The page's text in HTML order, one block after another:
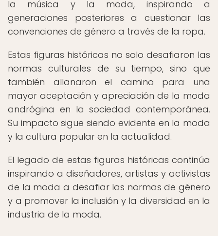
la música y la moda, inspirando a
generaciones posteriores a cuestionar las
convenciones de género a través de la ropa.
Estas figuras históricas no solo desafiaron las
normas culturales de su tiempo, sino que
también allanaron el camino para una
mayor aceptación y apreciación de la moda
andrógina en la sociedad contemporánea.
Su impacto sigue siendo evidente en la moda
y la cultura popular en la actualidad.
El legado de estas figuras históricas continúa
inspirando a diseñadores, artistas y activistas
de la moda a desafiar las normas de género
y a promover la inclusión y la diversidad en la
industria de la moda.